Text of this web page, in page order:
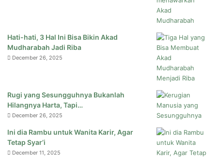
Hati-hati, 3 Hal Ini Bisa Bikin Akad
Mudharabah Jadi Riba
December 26, 2025
Rugi yang Sesungguhnya Bukanlah
Hilangnya Harta, Tapi…
December 26, 2025
Ini dia Rambu untuk Wanita Karir, Agar
Tetap Syar’i
December 11, 2025